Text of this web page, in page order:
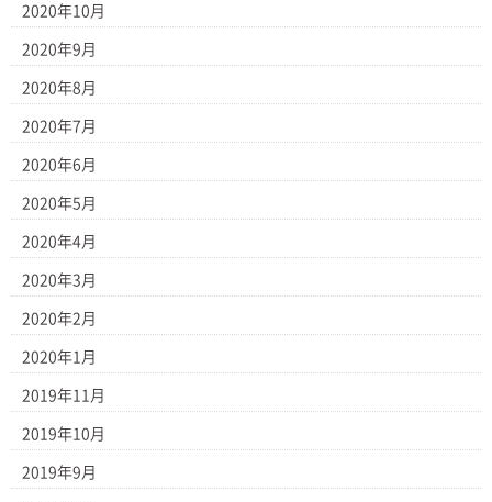
2020年10月
2020年9月
2020年8月
2020年7月
2020年6月
2020年5月
2020年4月
2020年3月
2020年2月
2020年1月
2019年11月
2019年10月
2019年9月